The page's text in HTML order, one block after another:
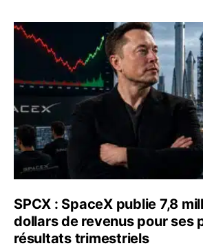
SPCX : SpaceX publie 7,8 milliards
SPCX : SpaceX publie 7,8
dollars de revenus pour ses
résultats trimestriels